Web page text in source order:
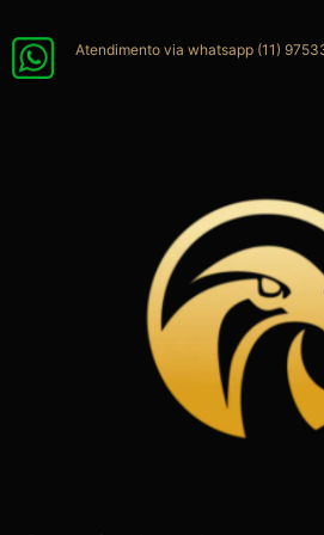
para
Atendimento via whatsapp (11)